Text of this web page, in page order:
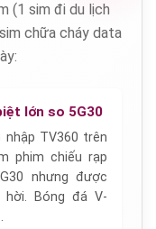
(1 sim đi du lịch
chữa cháy data
lớn so 5G30
TV360 trên
phim chiếu rạp
nhưng được
Bóng đá V-